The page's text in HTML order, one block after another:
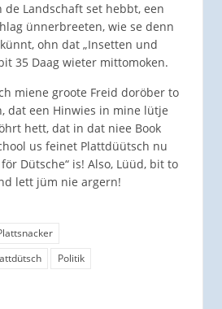
de Landschaft set hebbt, een
ünnerbreeten, wie se denn
ohn dat „Insetten und
35 Daag wieter mittomoken.
miene groote Freid doröber to
dat een Hinwies in mine lütje
hett, dat in dat niee Book
us feinet Plattdüütsch nu
Dütsche“ is! Also, Lüüd, bit to
lett jüm nie argern!
Politik